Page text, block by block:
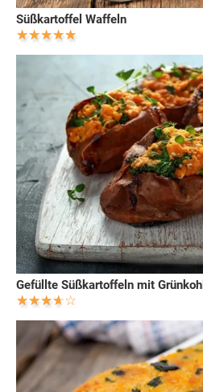
Süßkartoffel Waffeln
Gefüllte Süßkartoffeln mit Grünkohl